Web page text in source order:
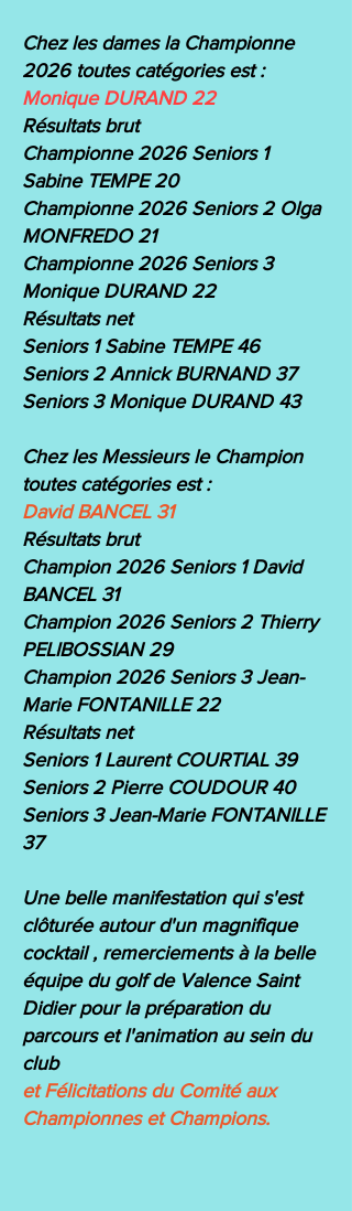
Chez les dames la Championne
2026 toutes catégories est :
Monique DURAND 22
Résultats brut
Championne 2026 Seniors 1
Sabine TEMPE 20
Championne 2026 Seniors 2 Olga
MONFREDO 21
Championne 2026 Seniors 3
Monique DURAND 22
Résultats net
Seniors 1 Sabine TEMPE 46
Seniors 2 Annick BURNAND 37
Seniors 3 Monique DURAND 43
Chez les Messieurs le Champion
toutes catégories est :
David BANCEL 31
Résultats brut
Champion 2026 Seniors 1 David
BANCEL 31
Champion 2026 Seniors 2 Thierry
PELIBOSSIAN 29
Champion 2026 Seniors 3 Jean-
Marie FONTANILLE 22
Résultats net
Seniors 1 Laurent COURTIAL 39
Seniors 2 Pierre COUDOUR 40
Seniors 3 Jean-Marie FONTANILLE
37
Une belle manifestation qui s'est
clôturée autour d'un magnifique
cocktail , remerciements à la belle
équipe du golf de Valence Saint
Didier pour la préparation du
parcours et l'animation au sein du
club
et Félicitations du Comité aux
Championnes et Champions.